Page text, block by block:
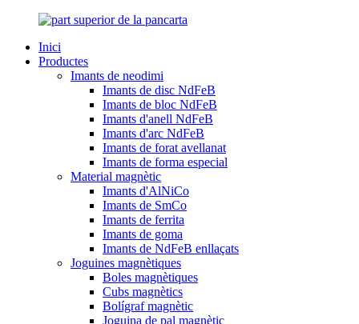
Inici
Productes
Imants de neodimi
Imants de disc NdFeB
Imants de bloc NdFeB
Imants d'anell NdFeB
Imants d'arc NdFeB
Imants de forat avellanat
Imants de forma especial
Material magnètic
Imants d'AlNiCo
Imants de SmCo
Imants de ferrita
Imants de goma
Imants de NdFeB enllaçats
Joguines magnètiques
Boles magnètiques
Cubs magnètics
Bolígraf magnètic
Joguina de pal magnètic